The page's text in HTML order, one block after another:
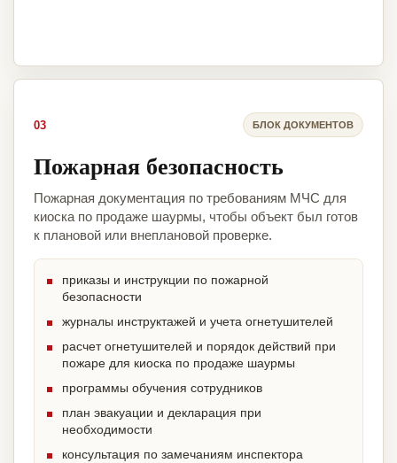
03 БЛОК ДОКУМЕНТОВ
Пожарная безопасность
Пожарная документация по требованиям МЧС для
киоска по продаже шаурмы, чтобы объект был готов
к плановой или внеплановой проверке.
приказы и инструкции по пожарной
безопасности
журналы инструктажей и учета огнетушителей
расчет огнетушителей и порядок действий при
пожаре для киоска по продаже шаурмы
программы обучения сотрудников
план эвакуации и декларация при
необходимости
консультация по замечаниям инспектора